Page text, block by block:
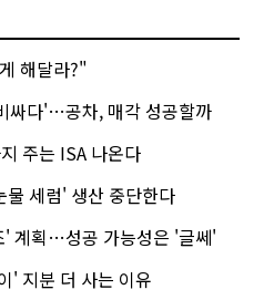
해달라?"
싸다'…공차, 매각 성공할까
주는 ISA 나온다
물 세럼' 생산 중단한다
' 계획…성공 가능성은 '글쎄'
' 지분 더 사는 이유